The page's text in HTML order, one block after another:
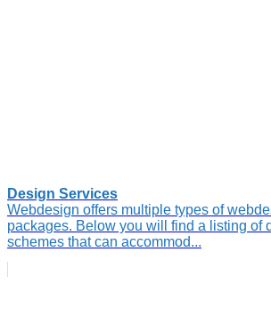
Design Services
Webdesign offers multiple types of
packages. Below you will find a listing of
schemes that can accommod...